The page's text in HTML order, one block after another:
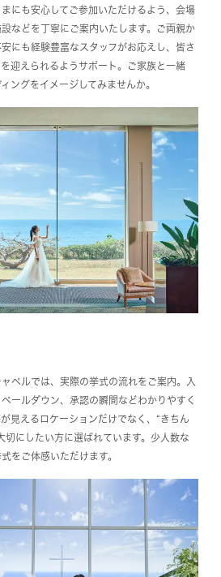
にも安心してご参加いただけるよう、会場
などを丁寧にご案内いたします。ご両親か
にも経験豊富なスタッフがお応えし、皆さ
迎えられるようサポート。ご家族と一緒
ングをイメージしてみませんか。
ペルでは、実際の挙式の流れをご案内。入
ールダウン、承認の瞬間などわかりやすく
見えるロケーションだけでなく、“きちん
切にしたい方に選ばれています。少人数な
をご体感いただけます。